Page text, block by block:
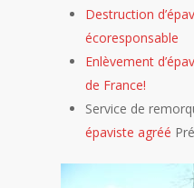
Destruction
écoresponsable
Enlèvement
de France!
Service de
épaviste agréé